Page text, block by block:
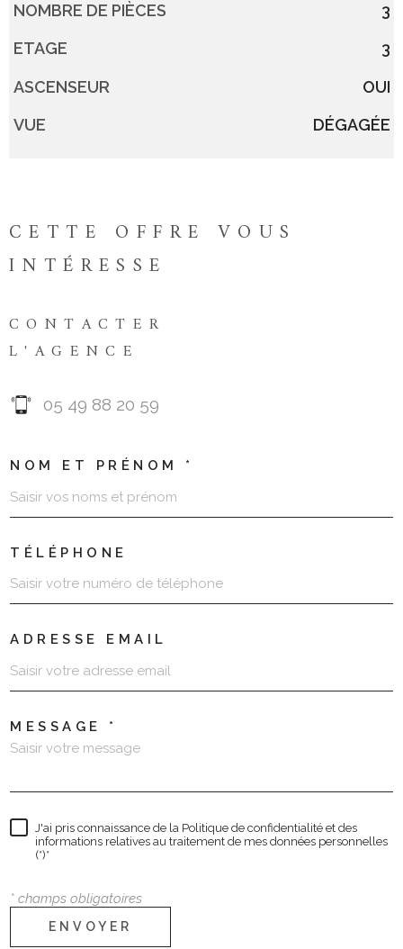
NOMBRE DE PIÈCES 3
ETAGE 3
ASCENSEUR OUI
VUE DÉGAGÉE
CETTE OFFRE VOUS
INTÉRESSE
CONTACTER
L'AGENCE
05 49 88 20 59
NOM ET PRÉNOM *
TÉLÉPHONE
ADRESSE EMAIL
MESSAGE *
J'ai pris connaissance de la Politique de confidentialité et des
informations relatives au traitement de mes données personnelles
(*)*
* champs obligatoires
ENVOYER